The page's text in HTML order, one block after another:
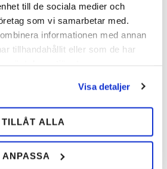
till de sociala medier och
som vi samarbetar med.
informationen med annan
tillhandahållit eller som de har
Visa detaljer
TILLÅT ALLA
ANPASSA
en bedømmelse.